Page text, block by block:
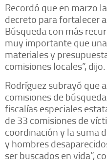
Recordó que en marzo
decreto para fortalecer
Búsqueda con más
muy importante que
materiales y
comisiones locales”, dijo.
Rodríguez subrayó que
comisiones de
fiscalías especiales
de 33 comisiones de
coordinación y la suma
y hombres
ser buscados en vida”,